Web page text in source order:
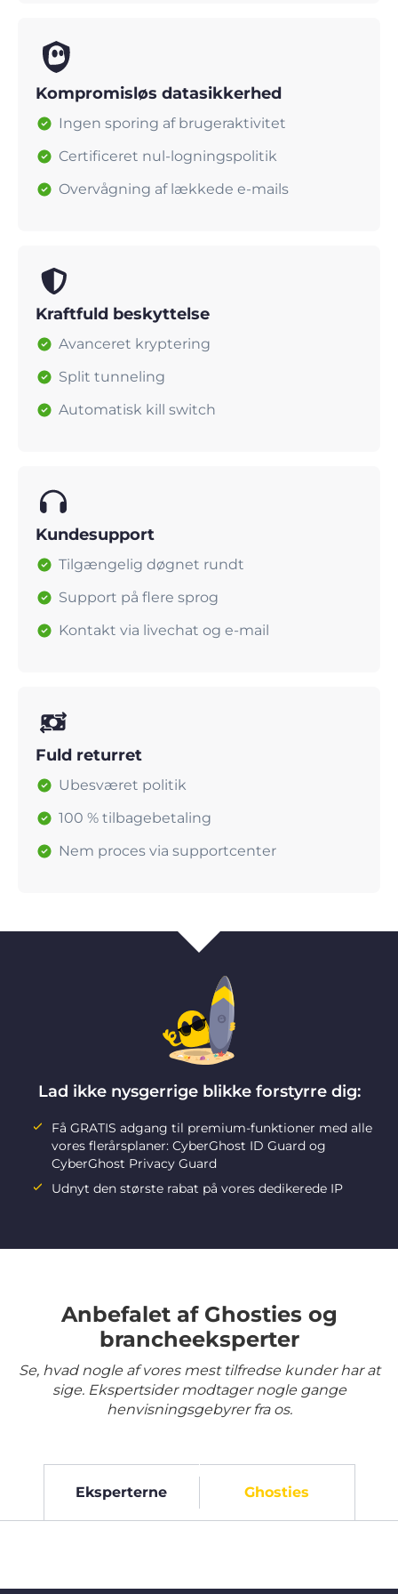
Kompromisløs datasikkerhed
Ingen sporing af brugeraktivitet
Certificeret nul-logningspolitik
Overvågning af lækkede e-mails
Kraftfuld beskyttelse
Avanceret kryptering
Split tunneling
Automatisk kill switch
Kundesupport
Tilgængelig døgnet rundt
Support på flere sprog
Kontakt via livechat og e-mail
Fuld returret
Ubesværet politik
100 % tilbagebetaling
Nem proces via supportcenter
Lad ikke nysgerrige blikke forstyrre dig:
Få GRATIS adgang til premium-funktioner med alle
vores flerårsplaner: CyberGhost ID Guard og
CyberGhost Privacy Guard
Udnyt den største rabat på vores dedikerede IP
Anbefalet af Ghosties og
brancheeksperter
Se, hvad nogle af vores mest tilfredse kunder har at
sige. Ekspertsider modtager nogle gange
henvisningsgebyrer fra os.
Eksperterne Ghosties